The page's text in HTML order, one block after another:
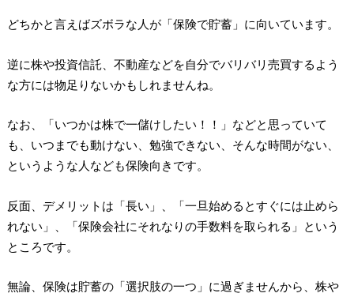
どちかと言えばズボラな人が「保険で貯蓄」に向いています。
逆に株や投資信託、不動産などを自分でバリバリ売買するよう
な方には物足りないかもしれませんね。
なお、「いつかは株で一儲けしたい！！」などと思っていて
も、いつまでも動けない、勉強できない、そんな時間がない、
というような人なども保険向きです。
反面、デメリットは「長い」、「一旦始めるとすぐには止めら
れない」、「保険会社にそれなりの手数料を取られる」という
ところです。
無論、保険は貯蓄の「選択肢の一つ」に過ぎませんから、株や